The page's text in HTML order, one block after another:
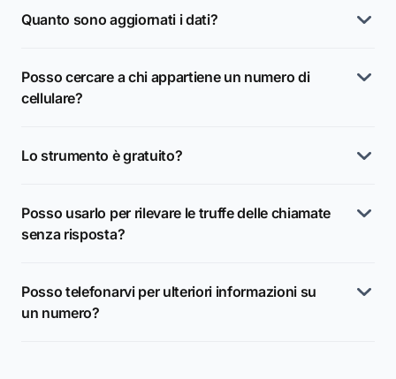
Quanto sono aggiornati i dati?
Posso cercare a chi appartiene un numero di
cellulare?
Lo strumento è gratuito?
Posso usarlo per rilevare le truffe delle chiamate
senza risposta?
Posso telefonarvi per ulteriori informazioni su
un numero?